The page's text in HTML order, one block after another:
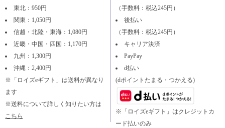
東北：950円
関東：1,050円
信越・北陸・東海：1,080円
近畿・中国・四国：1,170円
九州：1,300円
沖縄：2,400円
※「ロイズeギフト」は送料が異なり
ます
※送料について詳しく知りたい方は
こちら
（手数料：税込245円）
後払い
（手数料：税込245円）
キャリア決済
PayPay
d払い
(dポイントたまる・つかえる)
※「ロイズeギフト」はクレジットカ
ード払いのみ